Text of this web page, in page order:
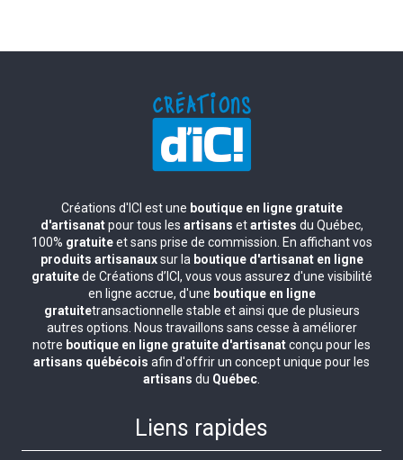
Créations d'ICI est une boutique en ligne gratuite
d'artisanatpour tous les artisans etartistes du Québec,
100% gratuiteet sans prise de commission. En affichant vos
produits artisanauxsur la boutique d'artisanat en ligne
gratuitede Créations d’ICI, vous vous assurez d'une visibilité
en ligne accrue, d'une boutique en ligne
gratuitetransactionnelle stable et ainsi que de plusieurs
autres options. Nous travaillons sans cesse à améliorer
notre boutique en ligne gratuite d'artisanatconçu pour les
artisans québécois afin d'offrir un concept unique pour les
artisans du Québec
Liens rapides